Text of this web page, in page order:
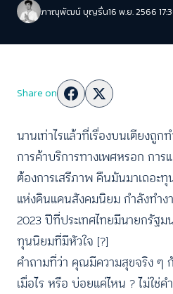
ภาณุพัฒน์ บุญรื่น16 พ.ย. 2566
Share on
นานเท่าไรแล้วที่เรื่องบนเตียงถูก
การค้าบริการทางเพศหรอก กา
ต้องการเสรีภาพ คืนมันมาเถอะ
แห่งดินแดนสังคมนิยม กำลังทำง
2023 ปีที่ประเทศไทยมีนายกรัฐม
ทุนนิยมที่มีหัวใจ [?]
คำถามที่ว่า คุณมีความสุขจริง ๆ
เมื่อไร หรือ บ่อยแค่ไหน ? ไม่ใช่